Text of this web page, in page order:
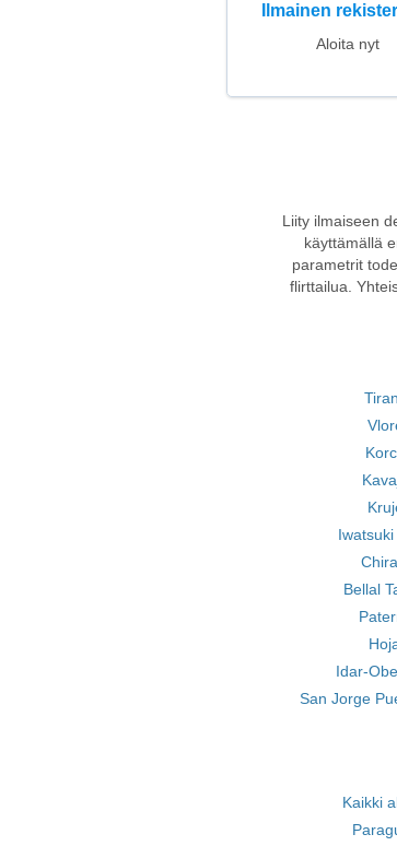
Ilmainen
Aloita nyt
Liity ilmaiseen
käyttämällä
parametrit
flirttailua.
Iwatsuki
Bellal
Idar-
San Jorge
Kaikki